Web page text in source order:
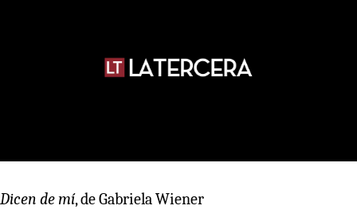
Dicen de mí, de Gabriela Wiener